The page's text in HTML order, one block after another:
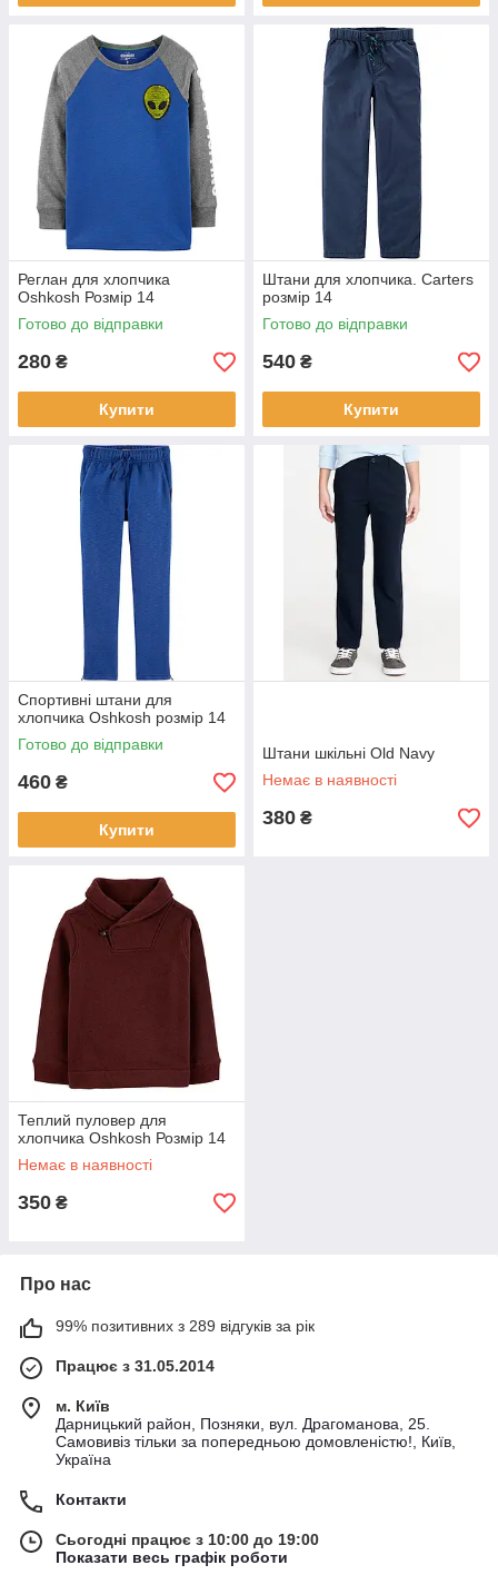
Реглан для хлопчика
Oshkosh Розмір 14
Готово до відправки
280 ₴
Купити
Штани для хлопчика. Carters
розмір 14
Готово до відправки
540 ₴
Купити
Спортивні штани для
хлопчика Oshkosh розмір 14
Готово до відправки
460 ₴
Купити
Штани шкільні Old Navy
Немає в наявності
380 ₴
Теплий пуловер для
хлопчика Oshkosh Розмір 14
Немає в наявності
350 ₴
Про нас
99% позитивних з 289 відгуків за рік
Працює з 31.05.2014
м. Київ
Дарницький район, Позняки, вул. Драгоманова, 25.
Самовивіз тільки за попередньою домовленістю!, Київ,
Україна
Контакти
Сьогодні працює з 10:00 до 19:00
Показати весь графік роботи